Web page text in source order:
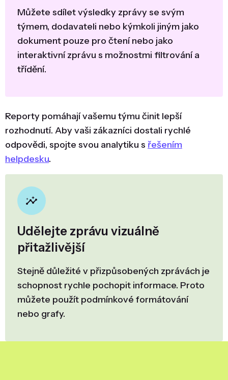
Můžete sdílet výsledky zprávy se svým
týmem, dodavateli nebo kýmkoli jiným jako
dokument pouze pro čtení nebo jako
interaktivní zprávu s možnostmi filtrování a
třídění.
Reporty pomáhají vašemu týmu činit lepší
rozhodnutí. Aby vaši zákazníci dostali rychlé
odpovědi, spojte svou analytiku s řešením
helpdesku.
Udělejte zprávu vizuálně
přitažlivější
Stejně důležité v přizpůsobených zprávách je
schopnost rychle pochopit informace. Proto
můžete použít podmínkové formátování
nebo grafy.